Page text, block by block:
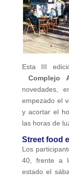
Esta III
Complejo
novedades,
empezado el
y acortar el
las horas de
Street food
Los
40, frente a
estado el